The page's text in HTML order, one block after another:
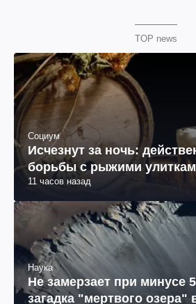
TOP news
Социум
Исчезнут за ночь:
борьбы с рыжими
11 часов назад
Наука
Не замерзает при минусе
загадка "мертвого озера"